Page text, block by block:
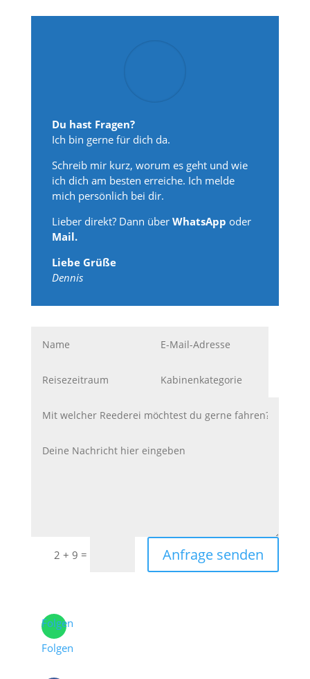
Du hast Fragen?
Ich bin gerne für dich da.
Schreib mir kurz, worum es geht und wie
ich dich am besten erreiche. Ich melde
mich persönlich bei dir.
Lieber direkt? Dann überWhatsApp oder
Mail.
Liebe Grüße
Dennis
2 + 9 = Anfrage senden
Folgen
Folgen